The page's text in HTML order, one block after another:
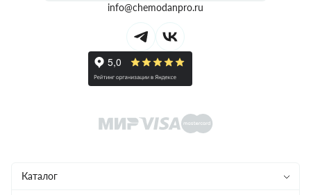
Каталог
info@chemodanpro.ru